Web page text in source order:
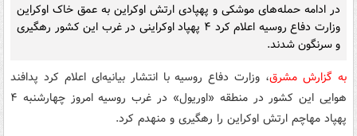
در ادامه حمله‌های موشکی و پهپادی ارتش اوکراین به عمق خاک اوکراین
وزارت دفاع روسیه اعلام کرد ۴ پهپاد اوکراینی در غرب این کشور رهگیری
و سرنگون شدند.
به گزارش مشرق، وزارت دفاع روسیه با انتشار بیانیه‌ای اعلام کرد پدافند
هوایی این کشور در منطقه «اوریول» در غرب روسیه امروز چهارشنبه ۴
پهپاد مهاچم ارتش اوکراین را رهگیری و منهدم کرد.